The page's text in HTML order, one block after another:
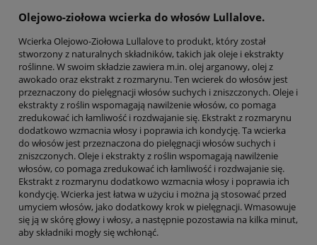
Olejowo-ziołowa wcierka do włosów Lullalove.
Wcierka Olejowo-Ziołowa Lullalove to produkt, który został
stworzony z naturalnych składników, takich jak oleje i ekstrakty
roślinne. W swoim składzie zawiera m.in. olej arganowy, olej z
awokado oraz ekstrakt z rozmarynu. Ten wcierek do włosów jest
przeznaczony do pielęgnacji włosów suchych i zniszczonych. Oleje i
ekstrakty z roślin wspomagają nawilżenie włosów, co pomaga
zredukować ich łamliwość i rozdwajanie się. Ekstrakt z rozmarynu
dodatkowo wzmacnia włosy i poprawia ich kondycję. Ta wcierka
do włosów jest przeznaczona do pielęgnacji włosów suchych i
zniszczonych. Oleje i ekstrakty z roślin wspomagają nawilżenie
włosów, co pomaga zredukować ich łamliwość i rozdwajanie się.
Ekstrakt z rozmarynu dodatkowo wzmacnia włosy i poprawia ich
kondycję. Wcierka jest łatwa w użyciu i można ją stosować przed
umyciem włosów, jako dodatkowy krok w pielęgnacji. Wmasowuje
się ją w skórę głowy i włosy, a następnie pozostawia na kilka minut,
aby składniki mogły się wchłonąć.